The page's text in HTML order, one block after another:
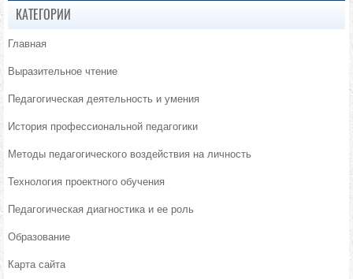
КАТЕГОРИИ
Главная
Выразительное чтение
Педагогическая деятельность и умения
История профессиональной педагогики
Методы педагогического воздействия на личность
Технология проектного обучения
Педагогическая диагностика и ее роль
Образование
Карта сайта